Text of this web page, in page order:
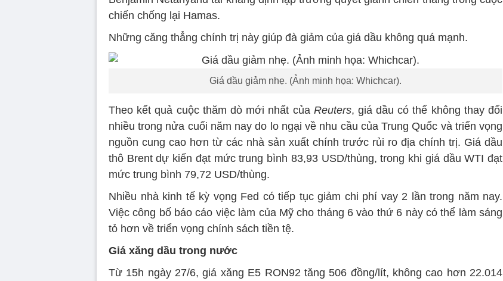
chiến chống lại Hamas.
Những căng thẳng chính trị này giúp đà giảm của giá dầu không quá mạnh.
Giá dầu giảm nhẹ. (Ảnh minh họa: Whichcar).
Theo kết quả cuộc thăm dò mới nhất của Reuters, giá dầu có thể không thay đổi
nhiều trong nửa cuối năm nay do lo ngại về nhu cầu của Trung Quốc và triển vọng
nguồn cung cao hơn từ các nhà sản xuất chính trước rủi ro địa chính trị. Giá dầu
thô Brent dự kiến đạt mức trung bình 83,93 USD/thùng, trong khi giá dầu WTI đạt
mức trung bình 79,72 USD/thùng.
Nhiều nhà kinh tế kỳ vọng Fed có tiếp tục giảm chi phí vay 2 lần trong năm nay.
Việc công bố báo cáo việc làm của Mỹ cho tháng 6 vào thứ 6 này có thể làm sáng
tỏ hơn về triển vọng chính sách tiền tệ.
Giá xăng dầu trong nước
Từ 15h ngày 27/6, giá xăng E5 RON92 tăng 506 đồng/lít, không cao hơn 22.014